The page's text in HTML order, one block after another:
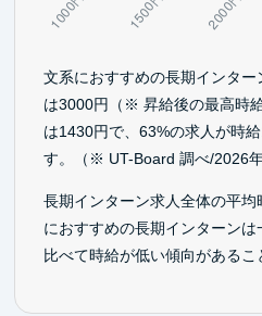
文系におすすめの長期インタ
は3000円（※ 昇給後の最高時
は1430円で、63%の求人が時
す。（※ UT-Board 調べ/2026年
長期インターン求人全体の平
におすすめの長期インターン
比べて時給が低い傾向があるこ